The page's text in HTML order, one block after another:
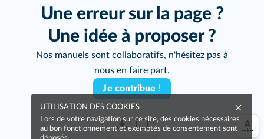
Une erreur sur la page ?
Une idée à proposer ?
Nos manuels sont collaboratifs, n'hésitez pas à
nous en faire part.
Je contribue !
UTILISATION DES COOKIES
Lors de votre navigation sur ce site, des cookies nécessaires
au bon fonctionnement et exemptés de consentement sont